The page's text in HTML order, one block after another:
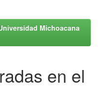
Michoacana
en el